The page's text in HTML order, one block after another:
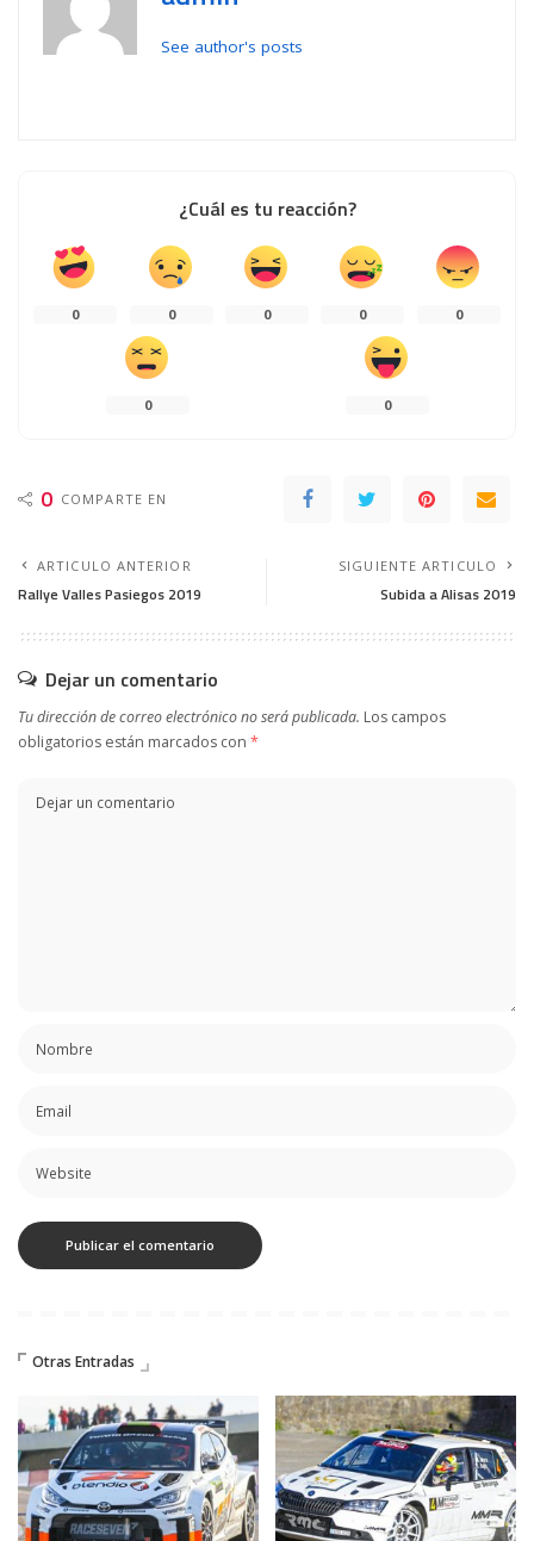
See author's posts
¿Cuál es tu reacción?
0 0 0 0 0
0 0
0 COMPARTE EN
ARTICULO ANTERIOR
Rallye Valles Pasiegos 2019
SIGUIENTE ARTICULO
Subida a Alisas 2019
Dejar un comentario
Tu dirección de correo electrónico no será publicada. Los campos
obligatorios están marcados con *
Otras Entradas